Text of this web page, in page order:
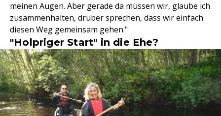
meinen Augen. Aber gerade da müssen wir, glaube ich
zusammenhalten, drüber sprechen, dass wir einfach
diesen Weg gemeinsam gehen."
"Holpriger Start" in die Ehe?